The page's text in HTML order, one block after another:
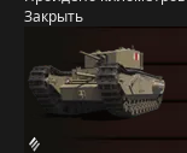
Закрыть